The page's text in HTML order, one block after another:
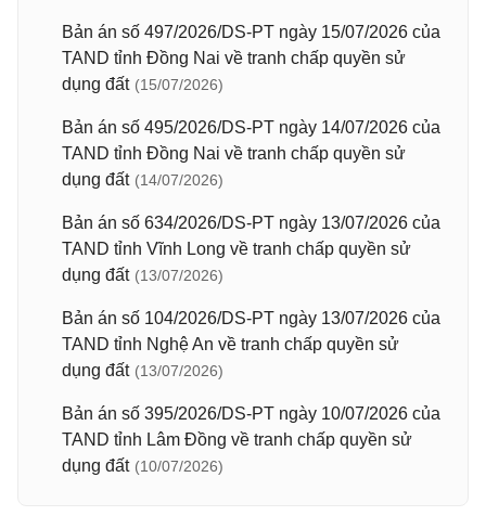
Bản án số 497/2026/DS-PT ngày 15/07/2026 của
TAND tỉnh Đồng Nai về tranh chấp quyền sử
dụng đất (15/07/2026)
Bản án số 495/2026/DS-PT ngày 14/07/2026 của
TAND tỉnh Đồng Nai về tranh chấp quyền sử
dụng đất (14/07/2026)
Bản án số 634/2026/DS-PT ngày 13/07/2026 của
TAND tỉnh Vĩnh Long về tranh chấp quyền sử
dụng đất (13/07/2026)
Bản án số 104/2026/DS-PT ngày 13/07/2026 của
TAND tỉnh Nghệ An về tranh chấp quyền sử
dụng đất (13/07/2026)
Bản án số 395/2026/DS-PT ngày 10/07/2026 của
TAND tỉnh Lâm Đồng về tranh chấp quyền sử
dụng đất (10/07/2026)